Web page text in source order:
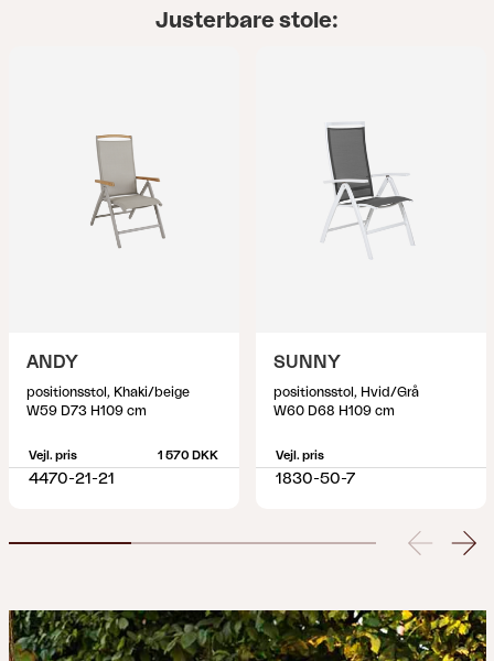
Justerbare stole:
ANDY
positionsstol, Khaki/beige
W59 D73 H109 cm
Vejl. pris 1 570 DKK
4470-21-21
SUNNY
positionsstol, Hvid/Grå
W60 D68 H109 cm
Vejl. pris
1830-50-7